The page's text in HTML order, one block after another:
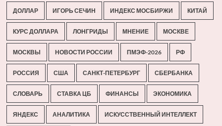
ДОЛЛАР ИГОРЬ СЕЧИН ИНДЕКС МОСБИРЖИ КИТАЙ
КУРС ДОЛЛАРА ЛОНГРИДЫ МНЕНИЕ МОСКВЕ
МОСКВЫ НОВОСТИ РОССИИ ПМЭФ-2026 РФ
РОССИЯ США САНКТ-ПЕТЕРБУРГ СБЕРБАНКА
СЛОВАРЬ СТАВКА ЦБ ФИНАНСЫ ЭКОНОМИКА
ЯНДЕКС АНАЛИТИКА ИСКУССТВЕННЫЙ ИНТЕЛЛЕКТ